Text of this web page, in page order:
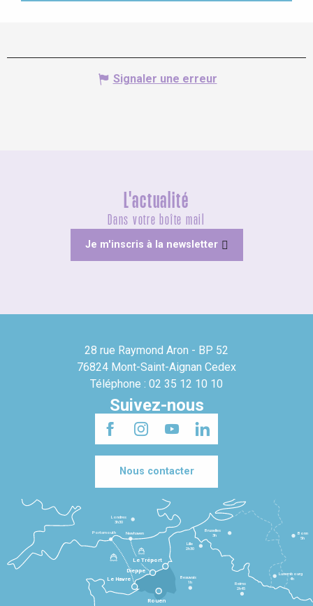
Signaler une erreur
L'actualité
Dans votre boîte mail
Je m'inscris à la newsletter
28 rue Raymond Aron - BP 52
76824 Mont-Saint-Aignan Cedex
Téléphone : 02 35 12 10 10
Suivez-nous
Nous contacter
Le Havre
Dieppe
Le Tréport
Beauvais
1h
Reims
2h45
Lille
2h30
Bruxelles
3h
Londres
3h30
Newhaven
Portsmouth
Bonn
5h
Luxembourg
4h
Rouen